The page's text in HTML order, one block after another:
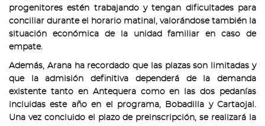
progenitores estén trabajando y tengan dificultades para
conciliar durante el horario matinal, valorándose también la
situación económica de la unidad familiar en caso de
empate.
Además, Arana ha recordado que las plazas son limitadas y
que la admisión definitiva dependerá de la demanda
existente tanto en Antequera como en las dos pedanías
incluidas este año en el programa, Bobadilla y Cartaojal.
Una vez concluido el plazo de preinscripción, se realizará la